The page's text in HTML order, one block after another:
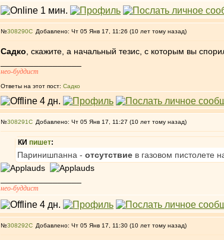
№308290 Добавлено: Чт 05 Янв 17, 11:26 (10 лет тому назад)
Садко , скажите, а начальный тезис, с которым вы
нео-буддист
Ответы на этот пост: Садко
№308291 Добавлено: Чт 05 Янв 17, 11:27 (10 лет тому назад)
КИ пишет:
Паринишпанна - отсутствие в газовом пистолете
нео-буддист
№308292 Добавлено: Чт 05 Янв 17, 11:30 (10 лет тому назад)